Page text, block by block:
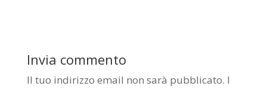
Invia commento
Il tuo indirizzo email non sarà pubblicato. I